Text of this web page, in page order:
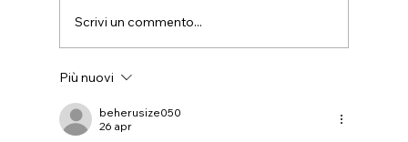
FESTEGGIARE PER NON DIMENTICARE
Scrivi un commento...
Più nuovi
beherusize050
26 apr